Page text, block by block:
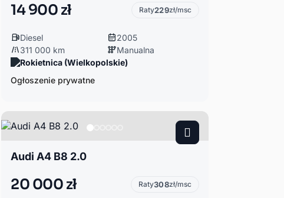
14 900 zł Raty229zł/msc
Diesel
2005
311 000 km
Manualna
Rokietnica (Wielkopolskie)
Ogłoszenie prywatne
Audi A4 B8 2.0
20 000 zł Raty308zł/msc